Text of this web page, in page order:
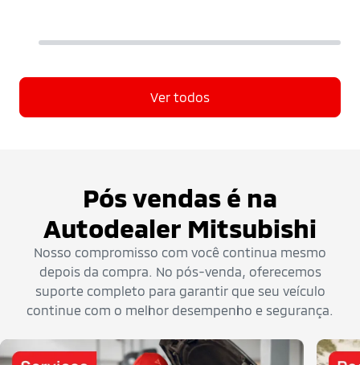
Ver todos
Pós vendas é na
Autodealer Mitsubishi
Nosso compromisso com você continua mesmo
depois da compra. No pós-venda, oferecemos
suporte completo para garantir que seu veículo
continue com o melhor desempenho e segurança.